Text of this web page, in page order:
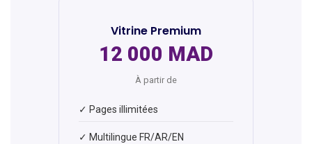
Vitrine Premium
12 000 MAD
À partir de
✓ Pages illimitées
✓ Multilingue FR/AR/EN